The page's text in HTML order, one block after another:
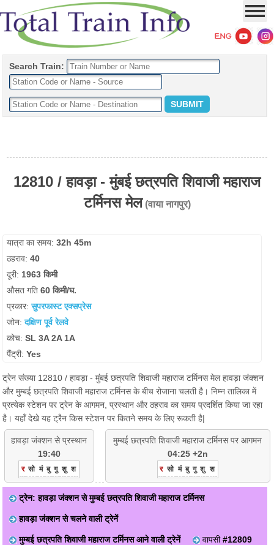
Search Train:
12810 / हावड़ा - मुंबई छत्रपति शिवाजी महाराज
टर्मिनस मेल (वाया नागपुर)
यात्रा का समय:32h 45m
ठहराव:40
दूरी: 1963 किमी
औसत गति60 किमी/घ.
प्रकार:सुपरफास्ट एक्सप्रेस
जोन:दक्षिण पूर्व रेलवे
कोच:SL 3A 2A 1A
पैंट्री:Yes
ट्रेन संख्या 12810 / हावड़ा - मुंबई छत्रपति शिवाजी महाराज टर्मिनस मेल हावड़ा जंक्शन
और मुम्बई छत्रपति शिवाजी महाराज टर्मिनस के बीच रोजाना चलती है। निम्न तालिका में
प्रत्येक स्टेशन पर ट्रेन के आगमन, प्रस्थान और ठहराव का समय प्रदर्शित किया जा रहा
है। यहाँ देखे यह ट्रैन किस स्टेशन पर कितने समय के लिए रूकती है|
हावड़ा जंक्शन से प्रस्थान
19:40
र सो मं बु गु शु श
मुम्बई छत्रपति शिवाजी महाराज टर्मिनस पर आगमन
04:25 +2n
र सो मं बु गु शु श
ट्रेन: हावड़ा जंक्शन से मुम्बई छत्रपति शिवाजी महाराज टर्मिनस
हावड़ा जंक्शन से चलने वाली ट्रेनें
मुम्बई छत्रपति शिवाजी महाराज टर्मिनस आने वाली ट्रेनें वापसी#12809